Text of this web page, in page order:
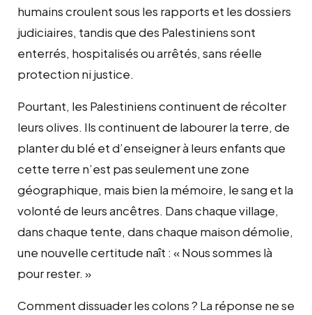
humains croulent sous les rapports et les dossiers
judiciaires, tandis que des Palestiniens sont
enterrés, hospitalisés ou arrêtés, sans réelle
protection ni justice.
Pourtant, les Palestiniens continuent de récolter
leurs olives. Ils continuent de labourer la terre, de
planter du blé et d’enseigner à leurs enfants que
cette terre n’est pas seulement une zone
géographique, mais bien la mémoire, le sang et la
volonté de leurs ancêtres. Dans chaque village,
dans chaque tente, dans chaque maison démolie,
une nouvelle certitude naît : « Nous sommes là
pour rester. »
Comment dissuader les colons ? La réponse ne se